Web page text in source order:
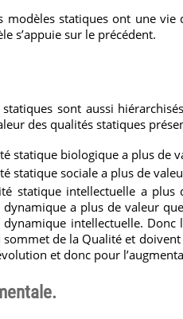
modèles statiques ont une
s’appuie sur le précédent.
sont aussi
des qualités statiques
statique biologique a plus de
statique sociale a plus de
statique intellectuelle a
dynamique a plus de valeur
dynamique intellectuelle. Donc
sommet de la Qualité et
et donc pour